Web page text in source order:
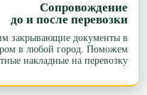
Сопровождение
до и после перевозки
закрывающие документы в
в любой город. Поможем
накладные на перевозку